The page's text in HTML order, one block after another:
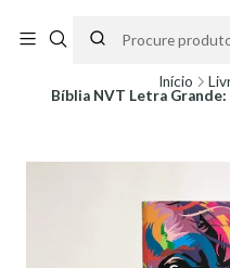
partir do dia 11 de Agosto, às 10H.
Início
Bíblia NVT Letra